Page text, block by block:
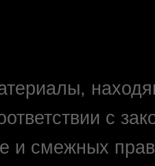
с
и смежных